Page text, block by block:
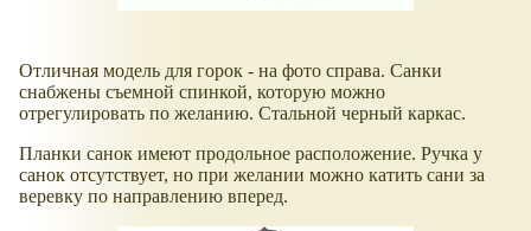
Отличная модель для горок - на фото справа. Санки
снабжены съемной спинкой, которую можно
отрегулировать по желанию. Стальной черный каркас.
Планки санок имеют продольное расположение. Ручка у
санок отсутствует, но при желании можно катить сани за
веревку по направлению вперед.